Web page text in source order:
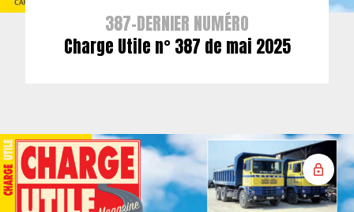
387-DERNIER NUMÉRO
Charge Utile n° 387 de mai 2025